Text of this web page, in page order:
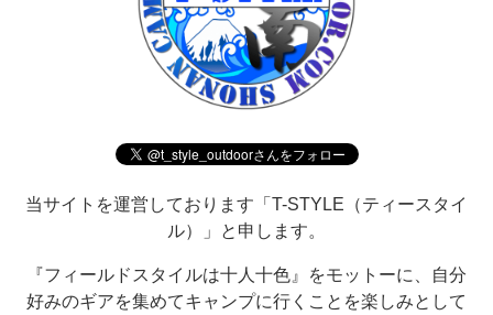
当サイトを運営しております「T-STYLE（ティースタイ
ル）」と申します。
『フィールドスタイルは十人十色』をモットーに、自分
好みのギアを集めてキャンプに行くことを楽しみとして